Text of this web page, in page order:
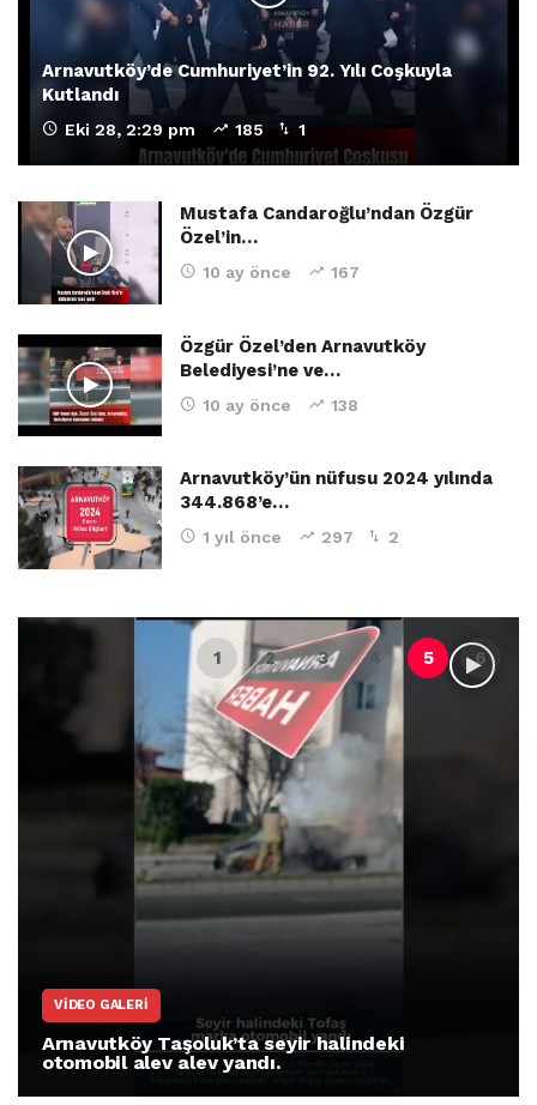
Arnavutköy’de Cumhuriyet’in 92. Yılı Coşkuyla
Kutlandı
Eki 28, 2:29 pm 185 1
Mustafa Candaroğlu’ndan Özgür
Özel’in…
10 ay önce 167
Özgür Özel’den Arnavutköy
Belediyesi’ne ve…
10 ay önce 138
Arnavutköy’ün nüfusu 2024 yılında
344.868’e…
1 yıl önce 297 2
ARNAVUTKÖY
Arnavutköy İmrahor Mahallesi sakinleri
protesto gösterisi düzenledi